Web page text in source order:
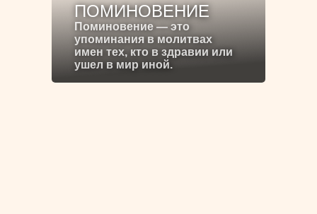
ПОМИНОВЕНИЕ
Поминовение — это
упоминания в молитвах
имен тех, кто в здравии или
ушел в мир иной.